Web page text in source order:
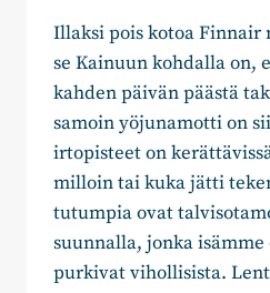
Illaksi pois kotoa Finnair
se Kainuun kohdalla on,
kahden päivän päästä
samoin yöjunamotti on
irtopisteet on
milloin tai kuka jätti
tutumpia ovat
suunnalla, jonka
purkivat vihollisista.